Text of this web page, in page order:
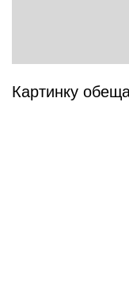
Картинку